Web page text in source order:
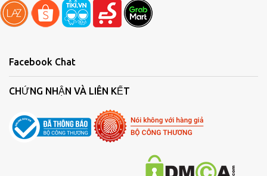
nhiệt Lebenlang Cốc Uống Bên Ngoài: Nắp ngoài của bình ...
Facebook Chat
CHỨNG NHẬN VÀ LIÊN KẾT